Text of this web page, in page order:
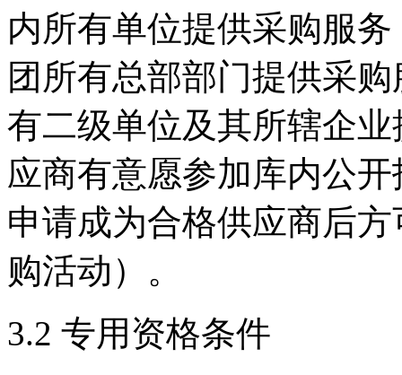
内所有单位提供采购服
团所有总部部门提供采
有二级单位及其所辖企
应商有意愿参加库内公
申请成为合格供应商后
购活动）。
3.2 专用资格条件